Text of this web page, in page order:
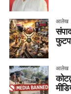
आलेख
आलेख